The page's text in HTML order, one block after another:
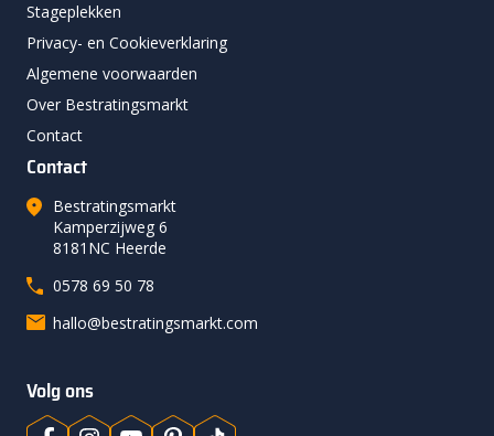
Stageplekken
Privacy- en Cookieverklaring
Algemene voorwaarden
Over Bestratingsmarkt
Contact
Contact
Bestratingsmarkt
Kamperzijweg 6
8181NC Heerde
0578 69 50 78
hallo@bestratingsmarkt.com
Volg ons